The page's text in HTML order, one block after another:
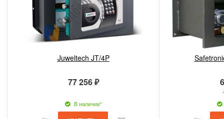
Juweltech JT/4P
77 256 ₽
В наличии*